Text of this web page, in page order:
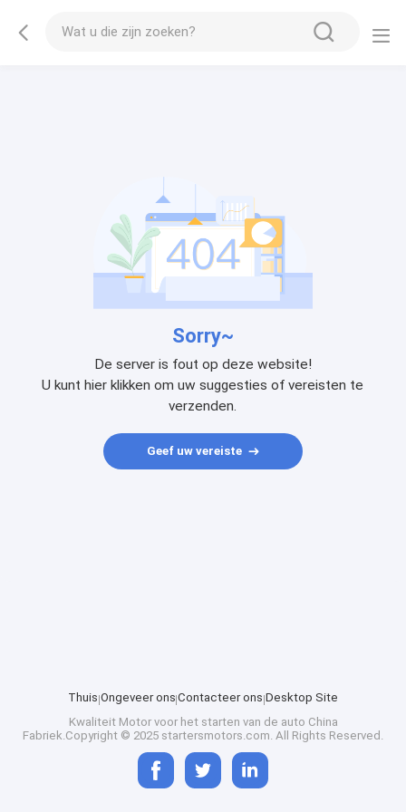
Sorry~
De server is fout op deze website!
U kunt hier klikken om uw suggesties of vereisten te
verzenden.
Geef uw vereiste
Thuis Ongeveer ons Contacteer ons Desktop Site
Kwaliteit Motor voor het starten van de auto China
Fabriek.Copyright © 2025 startersmotors.com. All Rights Reserved.